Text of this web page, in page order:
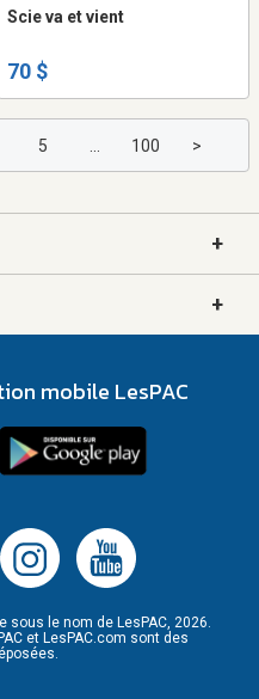
Scie va et vient
70 $
5 100 >
+
+
mobile LesPAC
le nom de LesPAC, 2026.
et LesPAC.com sont des